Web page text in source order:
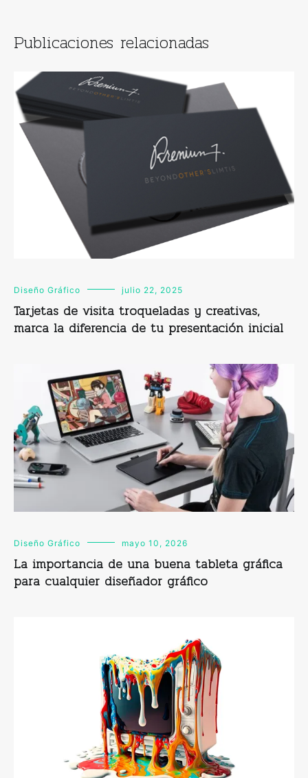
Publicaciones relacionadas
Diseño Gráfico julio 22, 2025
Tarjetas de visita troqueladas y creativas,
marca la diferencia de tu presentación inicial
Diseño Gráfico mayo 10, 2026
La importancia de una buena tableta gráfica
para cualquier diseñador gráfico